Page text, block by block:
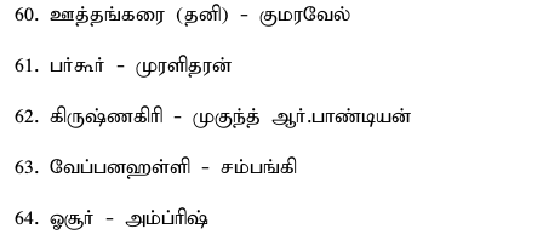
60. ஊத்தங்கரை (தனி) - குமரவேல்
61. பர்கூர் - முரளிதரன்
62. கிருஷ்ணகிரி - முகுந்த் ஆர்.பாண்டியன்
63. வேப்பனஹள்ளி - சம்பங்கி
64. ஓசூர் - அம்ப்ரிஷ்